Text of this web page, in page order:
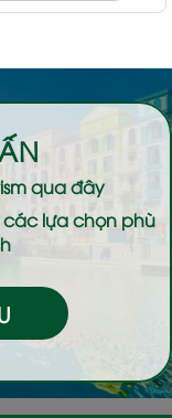
qua đây
các lựa chọn phù